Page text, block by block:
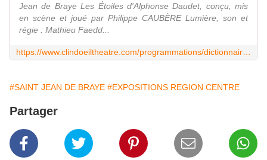
Jean de Braye Les Étoiles d'Alphonse Daudet, conçu, mis
en scène et joué par Philippe CAUBÈRE Lumière, son et
régie : Mathieu Faedd...
#SAINT JEAN DE BRAYE #EXPOSITIONS REGION CENTRE
Partager